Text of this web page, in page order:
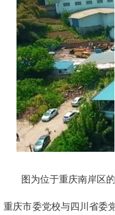
图为位于重庆南岸区
庆市委党校与四川省